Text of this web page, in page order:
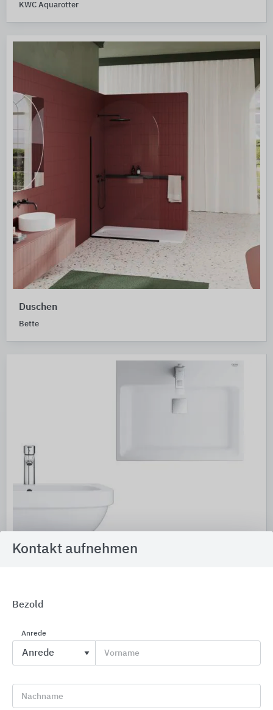
KWC Aquarotter
Duschen
Bette
GROHE
Kontakt aufnehmen
Bezold
Anrede
Vorname
Nachname